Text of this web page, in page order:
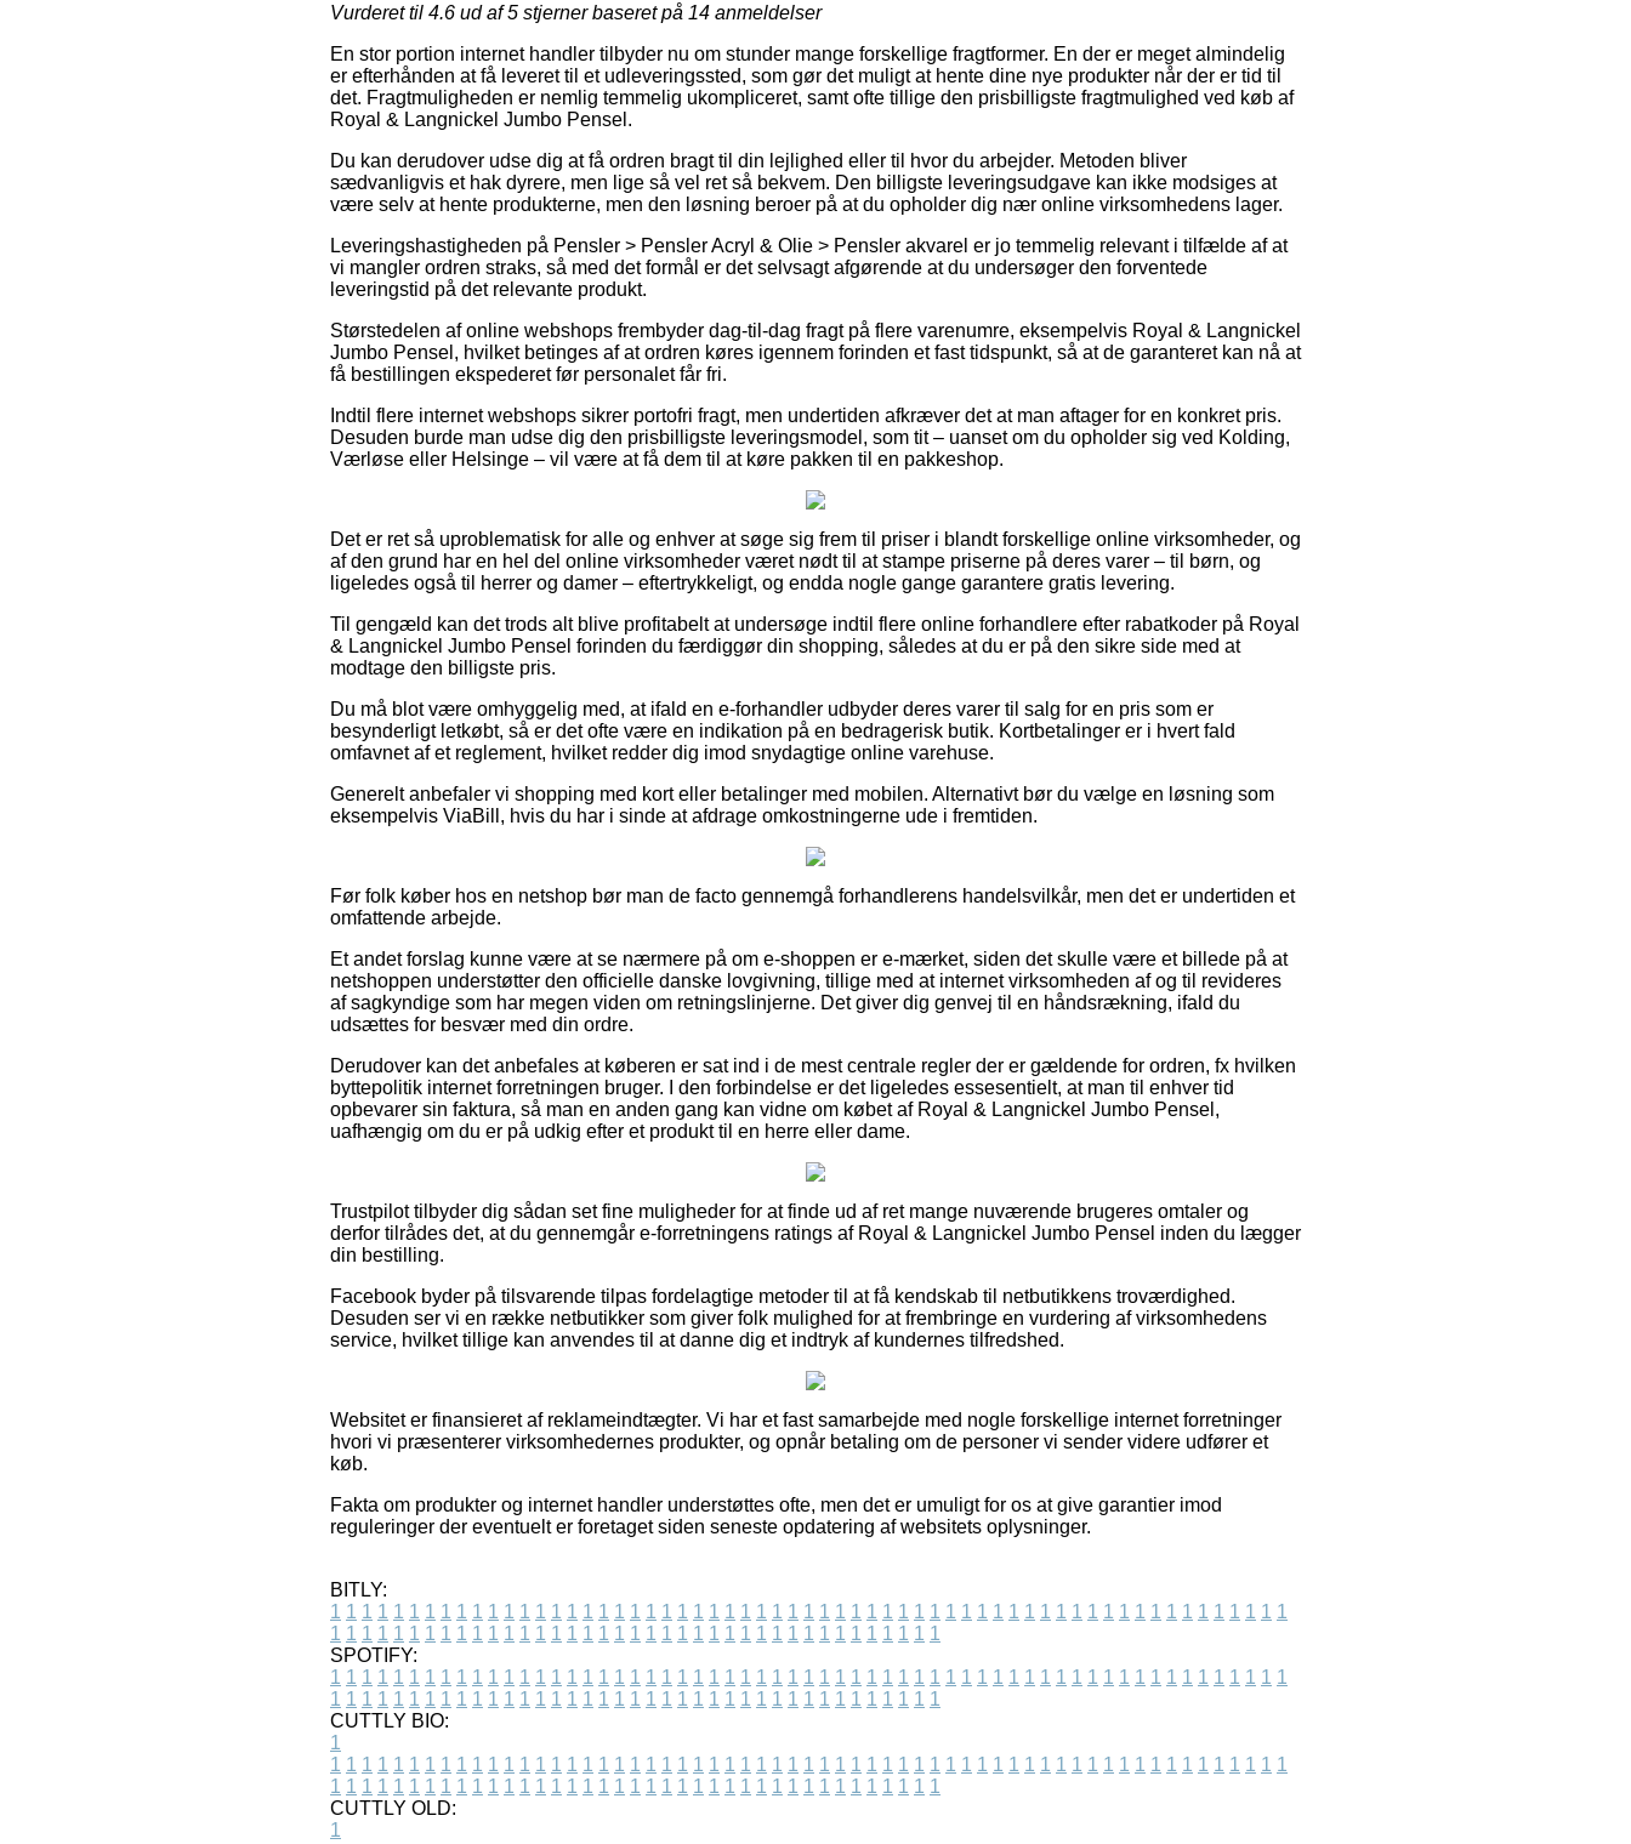
Vurderet til 4.6 ud af 5 stjerner baseret på 14 anmeldelser
En stor portion internet handler tilbyder nu om stunder mange forskellige fragtformer. En der er meget almindelig
er efterhånden at få leveret til et udleveringssted, som gør det muligt at hente dine nye produkter når der er tid til
det. Fragtmuligheden er nemlig temmelig ukompliceret, samt ofte tillige den prisbilligste fragtmulighed ved køb af
Royal & Langnickel Jumbo Pensel.
Du kan derudover udse dig at få ordren bragt til din lejlighed eller til hvor du arbejder. Metoden bliver
sædvanligvis et hak dyrere, men lige så vel ret så bekvem. Den billigste leveringsudgave kan ikke modsiges at
være selv at hente produkterne, men den løsning beroer på at du opholder dig nær online virksomhedens lager.
Leveringshastigheden på Pensler > Pensler Acryl & Olie > Pensler akvarel er jo temmelig relevant i tilfælde af at
vi mangler ordren straks, så med det formål er det selvsagt afgørende at du undersøger den forventede
leveringstid på det relevante produkt.
Størstedelen af online webshops frembyder dag-til-dag fragt på flere varenumre, eksempelvis Royal & Langnickel
Jumbo Pensel, hvilket betinges af at ordren køres igennem forinden et fast tidspunkt, så at de garanteret kan nå at
få bestillingen ekspederet før personalet får fri.
Indtil flere internet webshops sikrer portofri fragt, men undertiden afkræver det at man aftager for en konkret pris.
Desuden burde man udse dig den prisbilligste leveringsmodel, som tit – uanset om du opholder sig ved Kolding,
Værløse eller Helsinge – vil være at få dem til at køre pakken til en pakkeshop.
Det er ret så uproblematisk for alle og enhver at søge sig frem til priser i blandt forskellige online virksomheder, og
af den grund har en hel del online virksomheder været nødt til at stampe priserne på deres varer – til børn, og
ligeledes også til herrer og damer – eftertrykkeligt, og endda nogle gange garantere gratis levering.
Til gengæld kan det trods alt blive profitabelt at undersøge indtil flere online forhandlere efter rabatkoder på Royal
& Langnickel Jumbo Pensel forinden du færdiggør din shopping, således at du er på den sikre side med at
modtage den billigste pris.
Du må blot være omhyggelig med, at ifald en e-forhandler udbyder deres varer til salg for en pris som er
besynderligt letkøbt, så er det ofte være en indikation på en bedragerisk butik. Kortbetalinger er i hvert fald
omfavnet af et reglement, hvilket redder dig imod snydagtige online varehuse.
Generelt anbefaler vi shopping med kort eller betalinger med mobilen. Alternativt bør du vælge en løsning som
eksempelvis ViaBill, hvis du har i sinde at afdrage omkostningerne ude i fremtiden.
Før folk køber hos en netshop bør man de facto gennemgå forhandlerens handelsvilkår, men det er undertiden et
omfattende arbejde.
Et andet forslag kunne være at se nærmere på om e-shoppen er e-mærket, siden det skulle være et billede på at
netshoppen understøtter den officielle danske lovgivning, tillige med at internet virksomheden af og til revideres
af sagkyndige som har megen viden om retningslinjerne. Det giver dig genvej til en håndsrækning, ifald du
udsættes for besvær med din ordre.
Derudover kan det anbefales at køberen er sat ind i de mest centrale regler der er gældende for ordren, fx hvilken
byttepolitik internet forretningen bruger. I den forbindelse er det ligeledes essesentielt, at man til enhver tid
opbevarer sin faktura, så man en anden gang kan vidne om købet af Royal & Langnickel Jumbo Pensel,
uafhængig om du er på udkig efter et produkt til en herre eller dame.
Trustpilot tilbyder dig sådan set fine muligheder for at finde ud af ret mange nuværende brugeres omtaler og
derfor tilrådes det, at du gennemgår e-forretningens ratings af Royal & Langnickel Jumbo Pensel inden du lægger
din bestilling.
Facebook byder på tilsvarende tilpas fordelagtige metoder til at få kendskab til netbutikkens troværdighed.
Desuden ser vi en række netbutikker som giver folk mulighed for at frembringe en vurdering af virksomhedens
service, hvilket tillige kan anvendes til at danne dig et indtryk af kundernes tilfredshed.
Websitet er finansieret af reklameindtægter. Vi har et fast samarbejde med nogle forskellige internet forretninger
hvori vi præsenterer virksomhedernes produkter, og opnår betaling om de personer vi sender videre udfører et
køb.
Fakta om produkter og internet handler understøttes ofte, men det er umuligt for os at give garantier imod
reguleringer der eventuelt er foretaget siden seneste opdatering af websitets oplysninger.
BITLY:
1 1 1 1 1 1 1 1 1 1 1 1 1 1 1 1 1 1 1 1 1 1 1 1 1 1 1 1 1 1 1 1 1 1 1 1 1 1 1 1 1 1 1 1 1 1 1 1 1 1 1 1 1 1 1 1 1 1 1 1 1
1 1 1 1 1 1 1 1 1 1 1 1 1 1 1 1 1 1 1 1 1 1 1 1 1 1 1 1 1 1 1 1 1 1 1 1 1 1 1
SPOTIFY:
1 1 1 1 1 1 1 1 1 1 1 1 1 1 1 1 1 1 1 1 1 1 1 1 1 1 1 1 1 1 1 1 1 1 1 1 1 1 1 1 1 1 1 1 1 1 1 1 1 1 1 1 1 1 1 1 1 1 1 1 1
1 1 1 1 1 1 1 1 1 1 1 1 1 1 1 1 1 1 1 1 1 1 1 1 1 1 1 1 1 1 1 1 1 1 1 1 1 1 1
CUTTLY BIO:
1
1 1 1 1 1 1 1 1 1 1 1 1 1 1 1 1 1 1 1 1 1 1 1 1 1 1 1 1 1 1 1 1 1 1 1 1 1 1 1 1 1 1 1 1 1 1 1 1 1 1 1 1 1 1 1 1 1 1 1 1 1
1 1 1 1 1 1 1 1 1 1 1 1 1 1 1 1 1 1 1 1 1 1 1 1 1 1 1 1 1 1 1 1 1 1 1 1 1 1 1
CUTTLY OLD:
1